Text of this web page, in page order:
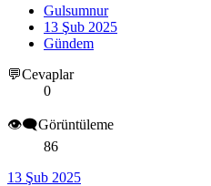
Gulsumnur
13 Şub 2025
Gündem
💬Cevaplar
0
👁️‍🗨️Görüntüleme
86
13 Şub 2025